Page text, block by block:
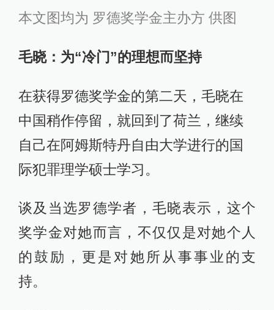
本文图均为 罗德奖学金主办方 供图
毛晓：为“冷门”的理想而坚持
在获得罗德奖学金的第二天，毛晓在
中国稍作停留，就回到了荷兰，继续
自己在阿姆斯特丹自由大学进行的国
际犯罪理学硕士学习。
谈及当选罗德学者，毛晓表示，这个
奖学金对她而言，不仅仅是对她个人
的鼓励，更是对她所从事事业的支
持。